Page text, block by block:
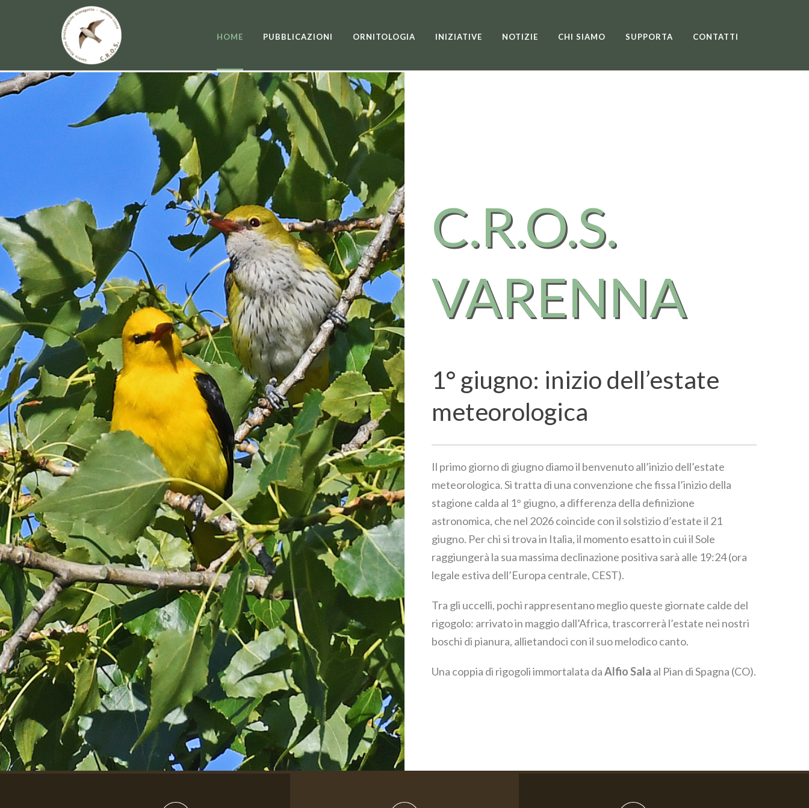
HOME PUBBLICAZIONI ORNITOLOGIA INIZIATIVE NOTIZIE CHI SIAMO SUPPORTA CONTATTI
C.R.O.S.
VARENNA
1° giugno: inizio dell’estate
meteorologica
Il primo giorno di giugno diamo il benvenuto all’inizio dell’estate
meteorologica. Si tratta di una convenzione che fissa l’inizio della
stagione calda al 1° giugno, a differenza della definizione
astronomica, che nel 2026 coincide con il solstizio d’estate il 21
giugno. Per chi si trova in Italia, il momento esatto in cui il Sole
raggiungerà la sua massima declinazione positiva sarà alle 19:24 (ora
legale estiva dell’Europa centrale, CEST).
Tra gli uccelli, pochi rappresentano meglio queste giornate calde del
rigogolo: arrivato in maggio dall’Africa, trascorrerà l’estate nei nostri
boschi di pianura, allietandoci con il suo melodico canto.
Una coppia di rigogoli immortalata daAlfio Sala al Pian di Spagna (CO).